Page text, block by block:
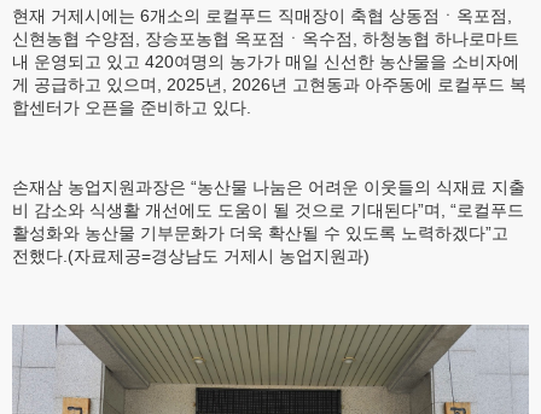
현재 거제시에는 6개소의 로컬푸드 직매장이 축협 상동점ㆍ옥포점,
신현농협 수양점, 장승포농협 옥포점ㆍ옥수점, 하청농협 하나로마트
내 운영되고 있고 420여명의 농가가 매일 신선한 농산물을 소비자에
게 공급하고 있으며, 2025년, 2026년 고현동과 아주동에 로컬푸드 복
합센터가 오픈을 준비하고 있다.
손재삼 농업지원과장은 “농산물 나눔은 어려운 이웃들의 식재료 지출
비 감소와 식생활 개선에도 도움이 될 것으로 기대된다”며, “로컬푸드
활성화와 농산물 기부문화가 더욱 확산될 수 있도록 노력하겠다”고
전했다.(자료제공=경상남도 거제시 농업지원과)